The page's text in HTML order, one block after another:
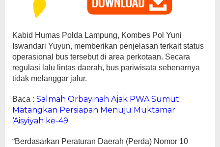
Kabid Humas Polda Lampung, Kombes Pol Yuni
Iswandari Yuyun, memberikan penjelasan terkait status
operasional bus tersebut di area perkotaan. Secara
regulasi lalu lintas daerah, bus pariwisata sebenarnya
tidak melanggar jalur.
Baca : Salmah Orbayinah Ajak PWA Sumut
Matangkan Persiapan Menuju Muktamar
‘Aisyiyah ke-49
“Berdasarkan Peraturan Daerah (Perda) Nomor 10